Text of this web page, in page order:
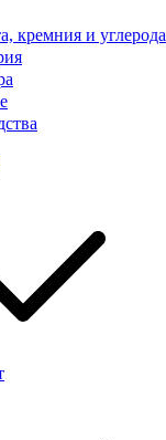
кремния и углерода